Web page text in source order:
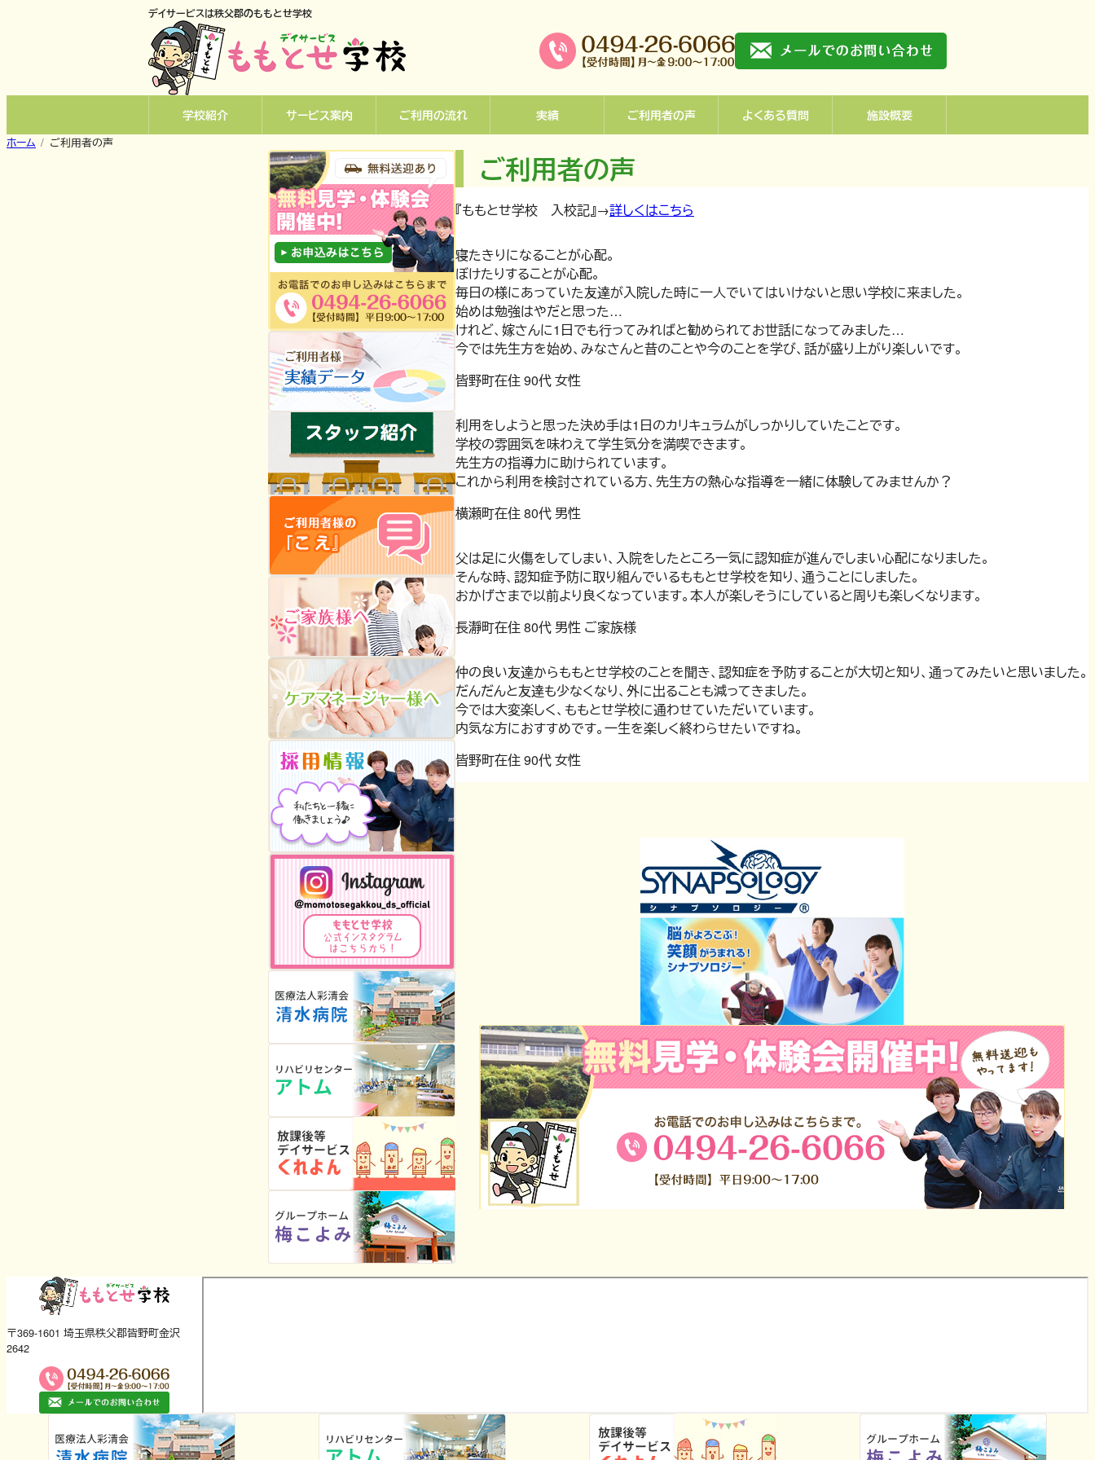
デイサービスは秩父郡のももとせ学校
学校紹介 サービス案内 ご利用の流れ 実績 ご利用者の声 よくある質問 施設概要
ホーム ご利用者の声
ご利用者の声
『ももとせ学校 入校記』→詳しくはこちら
寝たきりになることが心配。
ぼけたりすることが心配。
毎日の様にあっていた友達が入院した時に一人でいてはいけないと思い学校に来ました。
始めは勉強はやだと思った…
けれど、嫁さんに1日でも行ってみればと勧められてお世話になってみました…
今では先生方を始め、みなさんと昔のことや今のことを学び、話が盛り上がり楽しいです。
皆野町在住 90代 女性
利用をしようと思った決め手は1日のカリキュラムがしっかりしていたことです。
学校の雰囲気を味わえて学生気分を満喫できます。
先生方の指導力に助けられています。
これから利用を検討されている方、先生方の熱心な指導を一緒に体験してみませんか？
横瀬町在住 80代 男性
父は足に火傷をしてしまい、入院をしたところ一気に認知症が進んでしまい心配になりました。
そんな時、認知症予防に取り組んでいるももとせ学校を知り、通うことにしました。
おかげさまで以前より良くなっています。本人が楽しそうにしていると周りも楽しくなります。
長瀞町在住 80代 男性 ご家族様
仲の良い友達からももとせ学校のことを聞き、認知症を予防することが大切と知り、通ってみたいと思いました。
だんだんと友達も少なくなり、外に出ることも減ってきました。
今では大変楽しく、ももとせ学校に通わせていただいています。
内気な方におすすめです。一生を楽しく終わらせたいですね。
皆野町在住 90代 女性
〒369-1601 埼玉県秩父郡皆野町金沢
2642